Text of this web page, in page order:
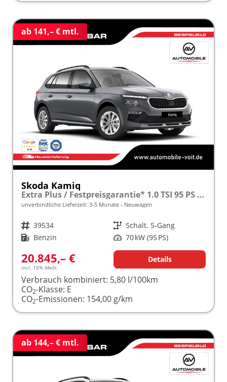
ab 141,– € mtl.
Skoda Kamiq
Extra Plus / Festpreisgarantie* 1.0 TSI 95 PS inkl. 5 J. Garantie frei konfigurierbar!
unverbindliche Lieferzeit: 3-5 Monate Neuwagen
Fahrzeugnr. 39534 Getriebe Schalt. 5-Gang
Kraftstoff Benzin Leistung 70 kW (95 PS)
20.845,– €
incl. 19% MwSt.
Details
Verbrauch kombiniert: 5,80 l/100km
CO2-Klasse: E
CO2-Emissionen: 154,00 g/km
ab 144,– € mtl.